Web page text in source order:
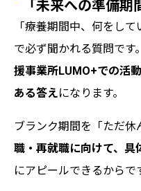
「未来への準備
「療養期間中、何をし
で必ず聞かれる質問です
援事業所LUMO+での活
ある答えになります。
ブランク期間を「ただ休
職・再就職に向けて、具
にアピールできるからで